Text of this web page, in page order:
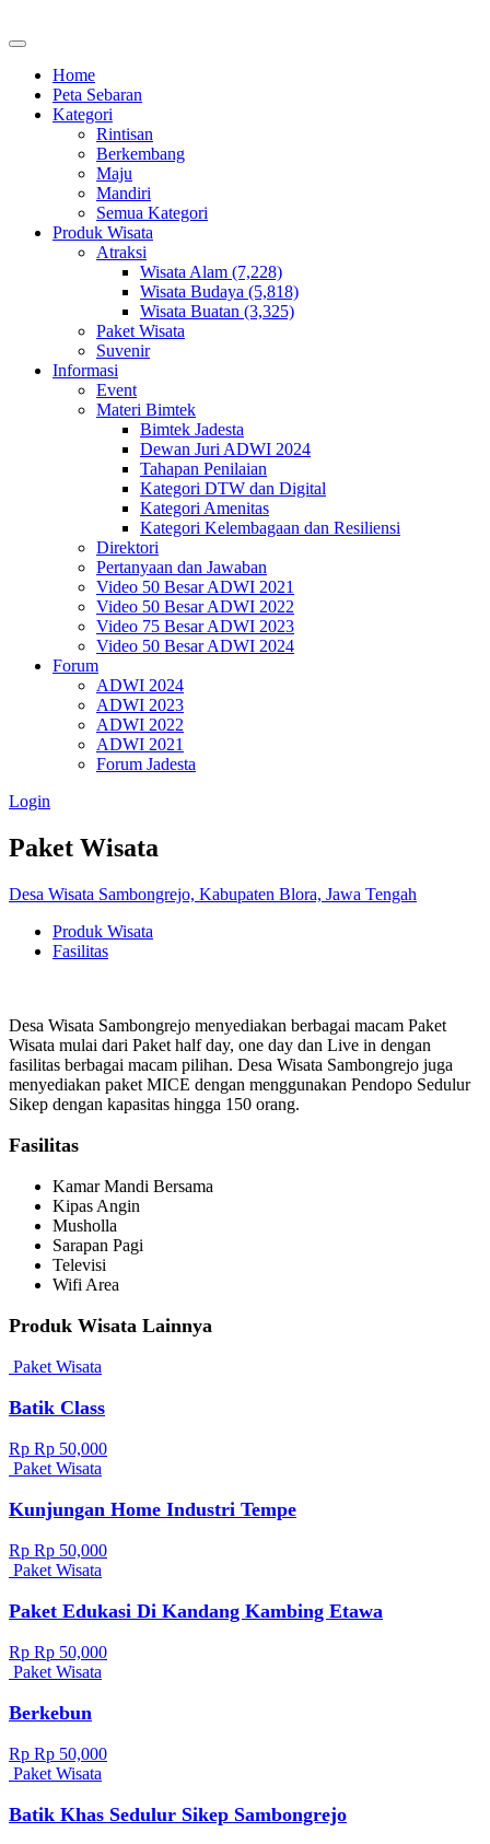
Home
Peta Sebaran
Kategori
Rintisan
Berkembang
Maju
Mandiri
Semua Kategori
Produk Wisata
Atraksi
Wisata Alam (7,228)
Wisata Budaya (5,818)
Wisata Buatan (3,325)
Paket Wisata
Suvenir
Informasi
Event
Materi Bimtek
Bimtek Jadesta
Dewan Juri ADWI 2024
Tahapan Penilaian
Kategori DTW dan Digital
Kategori Amenitas
Kategori Kelembagaan dan Resiliensi
Direktori
Pertanyaan dan Jawaban
Video 50 Besar ADWI 2021
Video 50 Besar ADWI 2022
Video 75 Besar ADWI 2023
Video 50 Besar ADWI 2024
Forum
ADWI 2024
ADWI 2023
ADWI 2022
ADWI 2021
Forum Jadesta
Login
Paket Wisata
Desa Wisata Sambongrejo, Kabupaten Blora, Jawa Tengah
Produk Wisata
Fasilitas
Desa Wisata Sambongrejo menyediakan berbagai macam Paket
Wisata mulai dari Paket half day, one day dan Live in dengan
fasilitas berbagai macam pilihan. Desa Wisata Sambongrejo juga
menyediakan paket MICE dengan menggunakan Pendopo Sedulur
Sikep dengan kapasitas hingga 150 orang.
Fasilitas
Kamar Mandi Bersama
Kipas Angin
Musholla
Sarapan Pagi
Televisi
Wifi Area
Produk Wisata Lainnya
Paket Wisata
Batik Class
Rp Rp 50,000
Paket Wisata
Kunjungan Home Industri Tempe
Rp Rp 50,000
Paket Wisata
Paket Edukasi Di Kandang Kambing Etawa
Rp Rp 50,000
Paket Wisata
Berkebun
Rp Rp 50,000
Paket Wisata
Batik Khas Sedulur Sikep Sambongrejo